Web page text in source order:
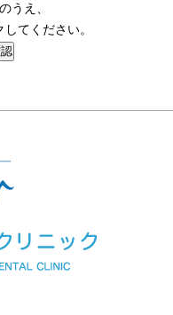
うえ、
てください。